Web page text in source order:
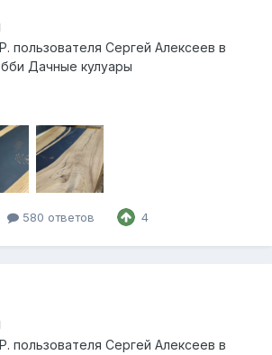
пользователя Сергей Алексеев в
Дачные кулуары
580 ответов 4
пользователя Сергей Алексеев в